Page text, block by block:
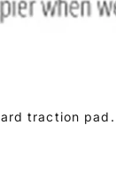
traction pad.